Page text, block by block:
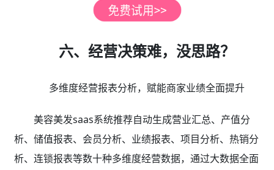
六、经营决策难，没思路？
多维度经营报表分析，赋能商家业绩全面提升
美容美发saas系统推荐自动生成营业汇总、产值分
析、储值报表、会员分析、业绩报表、项目分析、热销分
析、连锁报表等数十种多维度经营数据，通过大数据全面